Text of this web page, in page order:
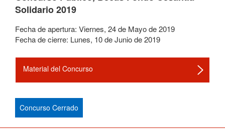
Solidario 2019
Fecha de apertura: Viernes, 24de Mayode2019
Fecha de cierre: Lunes, 10deJuniode2019
Material del Concurso
Concurso Cerrado